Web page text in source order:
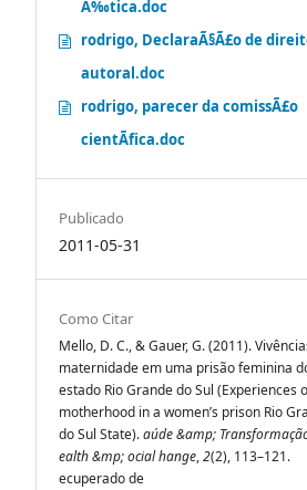
Ã‰tica.doc
rodrigo, DeclaraÃ§Ã£o de
autoral.doc
rodrigo, parecer da comissÃ£o
cientÃ­fica.doc
Publicado
2011-05-31
Como Citar
Mello, D. C., & Gauer, G. (2011).
maternidade em uma prisão feminina
estado Rio Grande do Sul (Experiences
motherhood in a women’s prison Rio
do Sul State).aúde &amp;
ealth &mp; ocial hange,2(2), 113–121.
ecuperado de